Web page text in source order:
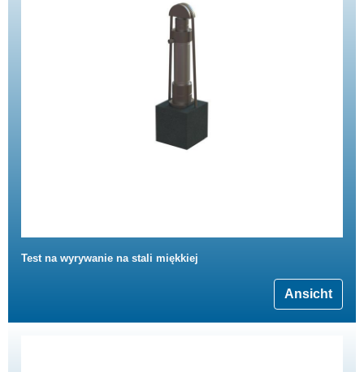
Test na wyrywanie na stali miękkiej
Ansicht